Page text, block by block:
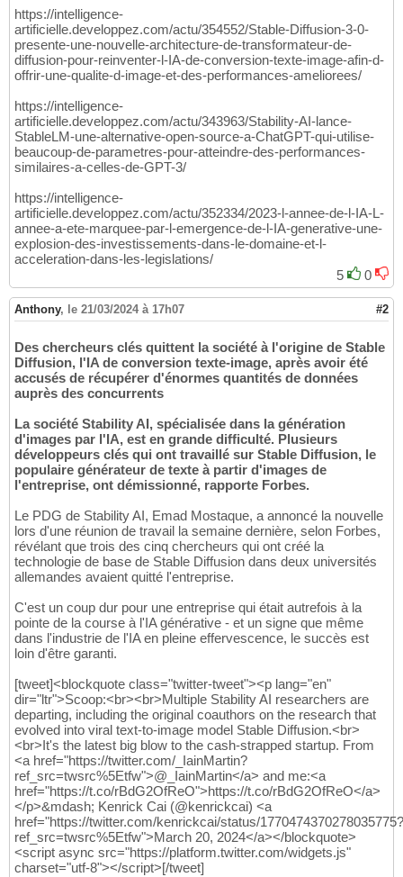
https://intelligence-
artificielle.developpez.com/actu/354552/Stable-Diffusion-3-0-
presente-une-nouvelle-architecture-de-transformateur-de-
diffusion-pour-reinventer-l-IA-de-conversion-texte-image-afin-d-
offrir-une-qualite-d-image-et-des-performances-ameliorees/
https://intelligence-
artificielle.developpez.com/actu/343963/Stability-AI-lance-
StableLM-une-alternative-open-source-a-ChatGPT-qui-utilise-
beaucoup-de-parametres-pour-atteindre-des-performances-
similaires-a-celles-de-GPT-3/
https://intelligence-
artificielle.developpez.com/actu/352334/2023-l-annee-de-l-IA-L-
annee-a-ete-marquee-par-l-emergence-de-l-IA-generative-une-
explosion-des-investissements-dans-le-domaine-et-l-
acceleration-dans-les-legislations/
5
0
Anthony, le 21/03/2024 à 17h07 #2
Des chercheurs clés quittent la société à l'origine de Stable
Diffusion, l'IA de conversion texte-image, après avoir été
accusés de récupérer d'énormes quantités de données
auprès des concurrents
La société Stability AI, spécialisée dans la génération
d'images par l'IA, est en grande difficulté. Plusieurs
développeurs clés qui ont travaillé sur Stable Diffusion, le
populaire générateur de texte à partir d'images de
l'entreprise, ont démissionné, rapporte Forbes.
Le PDG de Stability AI, Emad Mostaque, a annoncé la nouvelle
lors d'une réunion de travail la semaine dernière, selon Forbes,
révélant que trois des cinq chercheurs qui ont créé la
technologie de base de Stable Diffusion dans deux universités
allemandes avaient quitté l'entreprise.
C'est un coup dur pour une entreprise qui était autrefois à la
pointe de la course à l'IA générative - et un signe que même
dans l'industrie de l'IA en pleine effervescence, le succès est
loin d'être garanti.
[tweet]<blockquote class="twitter-tweet"><p lang="en"
dir="ltr">Scoop:<br><br>Multiple Stability AI researchers are
departing, including the original coauthors on the research that
evolved into viral text-to-image model Stable Diffusion.<br>
<br>It's the latest big blow to the cash-strapped startup. From
<a href="https://twitter.com/_IainMartin?
ref_src=twsrc%5Etfw">@_IainMartin</a> and me:<a
href="https://t.co/rBdG2OfReO">https://t.co/rBdG2OfReO</a>
</p>&mdash; Kenrick Cai (@kenrickcai) <a
href="https://twitter.com/kenrickcai/status/1770474370278035775?
ref_src=twsrc%5Etfw">March 20, 2024</a></blockquote>
<script async src="https://platform.twitter.com/widgets.js"
charset="utf-8"></script>[/tweet]